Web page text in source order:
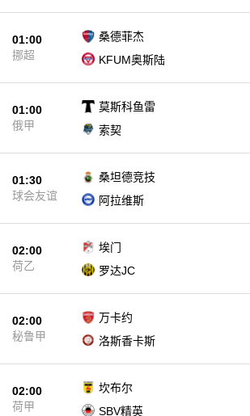
01:00
挪超
桑德菲杰
KFUM奥斯陆
01:00
俄甲
莫斯科鱼雷
索契
01:30
球会友谊
桑坦德竞技
阿拉维斯
02:00
荷乙
埃门
罗达JC
02:00
秘鲁甲
万卡约
洛斯香卡斯
02:00
荷甲
坎布尔
SBV精英